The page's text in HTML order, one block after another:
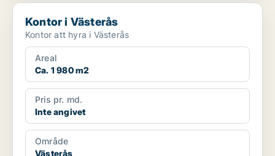
Kontor i Västerås
Kontor i Västerås
Kontor att hyra i Västerås
Areal
Ca. 1 980 m2
Pris pr. md.
Inte angivet
Område
Västerås